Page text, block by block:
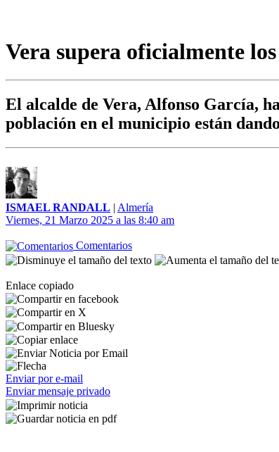
Vera supera oficialmente
El alcalde de Vera, Alfonso García,
población en el municipio están
ISMAEL RANDALL | Almería
Viernes, 21 Marzo 2025 a las 8:40 am
Comentarios
Enlace copiado
Enviar por e-mail
Enviar mensaje privado